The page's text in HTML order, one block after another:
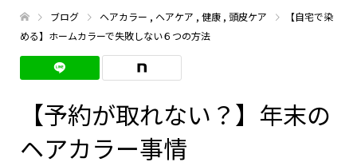
ブログ ヘアカラー , ヘアケア , 健康 , 頭皮ケア
【自宅で染
める】ホームカラーで失敗しない６つの方法
【予約が取れない？】年末の
ヘアカラー事情